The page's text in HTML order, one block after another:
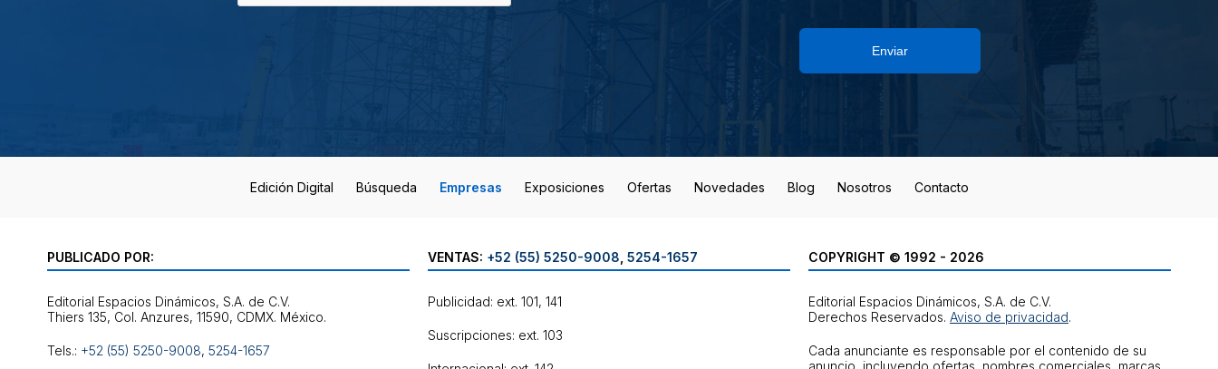
Enviar
Edición Digital Búsqueda Empresas Exposiciones Ofertas Novedades Blog Nosotros Contacto
PUBLICADO POR:
Editorial Espacios Dinámicos, S.A. de C.V.
Tels.: +52 (55) 5250-9008, 5254-1657
VENTAS: +52 (55) 5250-9008 5254-1657
Publicidad: ext. 101, 141
Suscripciones: ext. 103
COPYRIGHT © 1992 - 2026
Editorial Espacios Dinámicos, S.A. de C.V.
Derechos Reservados. Aviso de privacidad.
Cada anunciante es responsable por el contenido de su
anuncio, incluyendo ofertas, nombres comerciales, marcas